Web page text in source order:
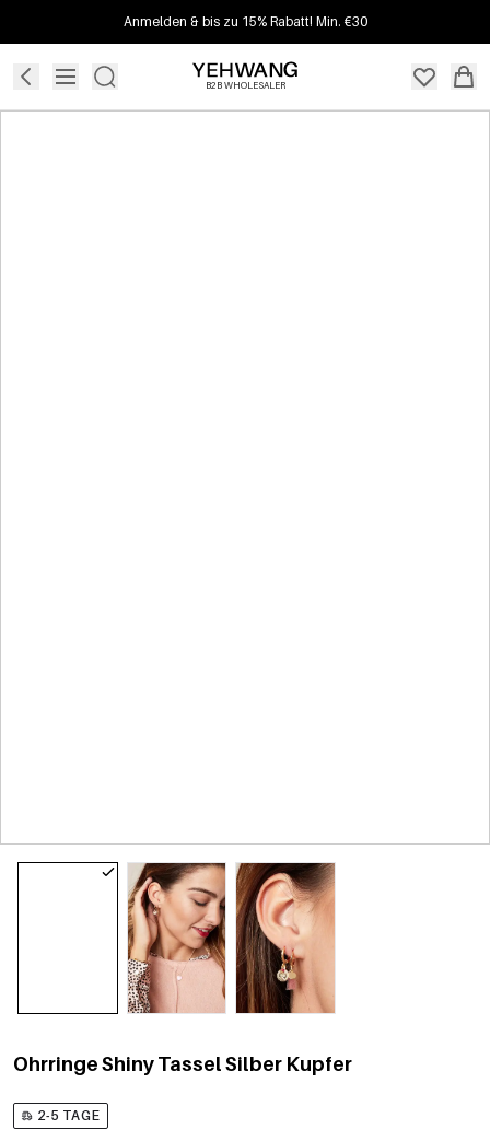
Anmelden & bis zu 15% Rabatt! Min. €30
B2B WHOLESALER
Ohrringe Shiny Tassel Silber Kupfer
2-5 TAGE